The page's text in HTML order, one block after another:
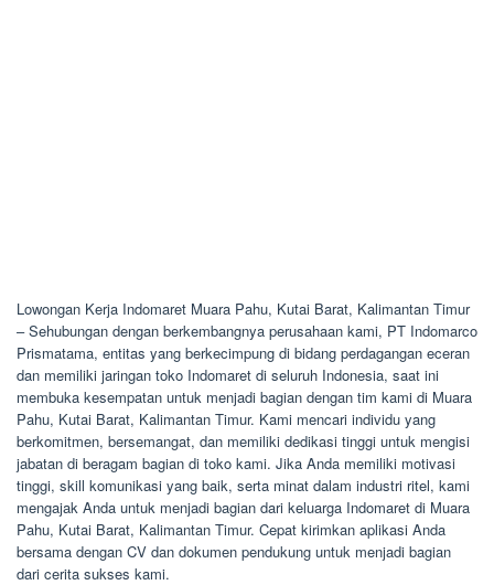
Lowongan Kerja Indomaret Muara Pahu, Kutai Barat, Kalimantan Timur
– Sehubungan dengan berkembangnya perusahaan kami, PT Indomarco
Prismatama, entitas yang berkecimpung di bidang perdagangan eceran
dan memiliki jaringan toko Indomaret di seluruh Indonesia, saat ini
membuka kesempatan untuk menjadi bagian dengan tim kami di Muara
Pahu, Kutai Barat, Kalimantan Timur. Kami mencari individu yang
berkomitmen, bersemangat, dan memiliki dedikasi tinggi untuk mengisi
jabatan di beragam bagian di toko kami. Jika Anda memiliki motivasi
tinggi, skill komunikasi yang baik, serta minat dalam industri ritel, kami
mengajak Anda untuk menjadi bagian dari keluarga Indomaret di Muara
Pahu, Kutai Barat, Kalimantan Timur. Cepat kirimkan aplikasi Anda
bersama dengan CV dan dokumen pendukung untuk menjadi bagian
dari cerita sukses kami.